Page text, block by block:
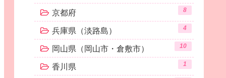
京都府 8
兵庫県（淡路島） 4
岡山県（岡山市・倉敷市） 10
香川県 1